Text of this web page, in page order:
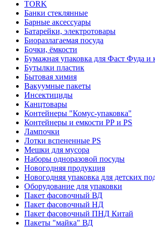
TORK
Банки стеклянные
Барные аксессуары
Батарейки, электротовары
Биоразлагаемая посуда
Бочки, ёмкости
Бумажная упаковка для Фаст Фуда и
Бутылки пластик
Бытовая химия
Вакуумные пакеты
Инсектициды
Канцтовары
Контейнеры "Комус-упаковка"
Контейнеры и емкости РР и PS
Лампочки
Лотки вспененные PS
Мешки для мусора
Наборы одноразовой посуды
Новогодняя продукция
Новогодняя упаковка для детских
Оборудование для упаковки
Пакет фасовочный ВД
Пакет фасовочный НД
Пакет фасовочный ПНД Китай
Пакеты "майка" ВД